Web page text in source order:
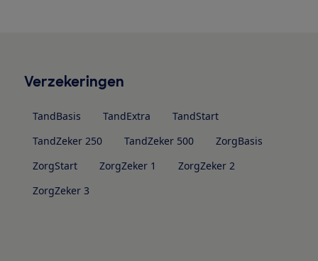
Verzekeringen
TandBasis TandExtra
TandStart
TandZeker 250
TandZeker 500
ZorgBasis
ZorgStart
ZorgZeker 1
ZorgZeker 2
ZorgZeker 3